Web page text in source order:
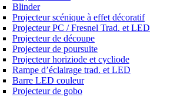
Blinder
Projecteur scénique à effet décoratif
Projecteur PC / Fresnel Trad. et LED
Projecteur de découpe
Projecteur de poursuite
Projecteur horiziode et cycliode
Rampe d’éclairage trad. et LED
Barre LED couleur
Projecteur de gobo